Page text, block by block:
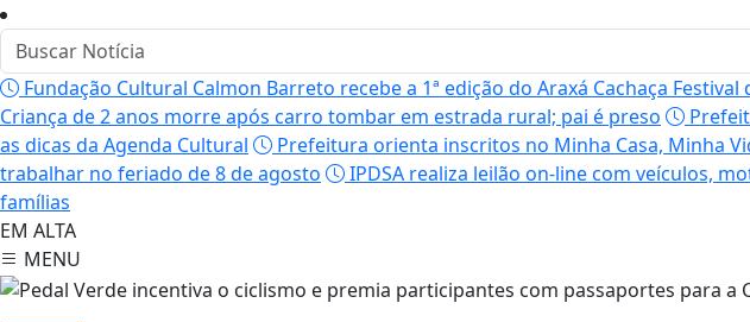
Fundação Cultural Calmon Barreto recebe a 1ª edição do Araxá Cachaça Festival
Criança de 2 anos morre após carro tombar em estrada rural; pai é preso
as dicas da Agenda Cultural
Prefeitura orienta inscritos no Minha Casa, Minha
trabalhar no feriado de 8 de agosto
IPDSA realiza leilão on-line com veículos,
famílias
EM ALTA
MENU